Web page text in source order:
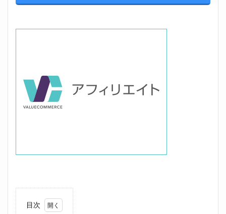
目次